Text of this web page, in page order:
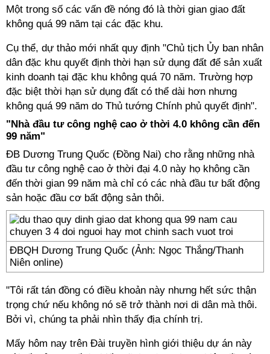
Một trong số các vấn đề nóng đó là thời gian giao đất
không quá 99 năm tại các đặc khu.
Cụ thể, dự thảo mới nhất quy định "Chủ tịch Ủy ban nhân
dân đặc khu quyết định thời hạn sử dụng đất để sản xuất
kinh doanh tại đặc khu không quá 70 năm. Trường hợp
đặc biệt thời hạn sử dụng đất có thể dài hơn nhưng
không quá 99 năm do Thủ tướng Chính phủ quyết định".
"Nhà đầu tư công nghệ cao ở thời 4.0 không cần đến
99 năm"
ĐB Dương Trung Quốc (Đồng Nai) cho rằng những nhà
đầu tư công nghệ cao ở thời đại 4.0 này họ không cần
đến thời gian 99 năm mà chỉ có các nhà đầu tư bất động
sản hoặc đầu cơ bất động sản thôi.
ĐBQH Dương Trung Quốc (Ảnh: Ngọc Thắng/Thanh
Niên online)
"Tôi rất tán đồng có điều khoản này nhưng hết sức thận
trọng chứ nếu không nó sẽ trở thành nơi di dân mà thôi.
Bởi vì, chúng ta phải nhìn thấy địa chính trị.
Mấy hôm nay trên Đài truyền hình giới thiệu dự án này